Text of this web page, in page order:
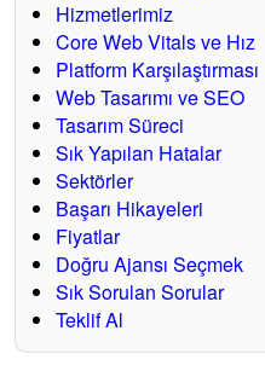
Hizmetlerimiz
Core Web Vitals ve Hız
Platform Karşılaştırması
Web Tasarımı ve SEO
Tasarım Süreci
Sık Yapılan Hatalar
Sektörler
Başarı Hikayeleri
Fiyatlar
Doğru Ajansı Seçmek
Sık Sorulan Sorular
Teklif Al